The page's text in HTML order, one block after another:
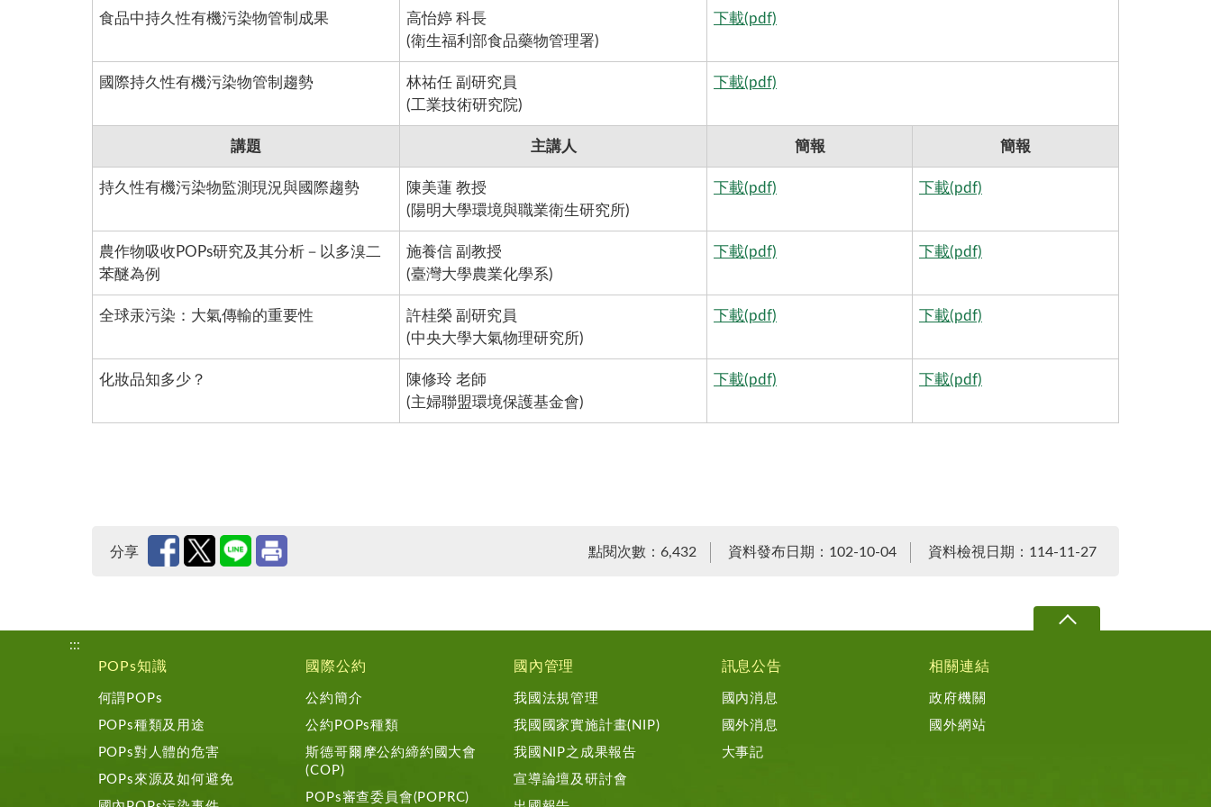
食品中持久性有機污染物管制成果
高怡婷 科長
(衛生福利部食品藥物管理署)
下載(pdf)
國際持久性有機污染物管制趨勢
林祐任 副研究員
(工業技術研究院)
下載(pdf)
講題 主講人 簡報 簡報
持久性有機污染物監測現況與國際趨勢
陳美蓮 教授
(陽明大學環境與職業衛生研究所)
下載(pdf) 下載(pdf)
農作物吸收POPs研究及其分析－以多溴二
苯醚為例
施養信 副教授
(臺灣大學農業化學系)
下載(pdf) 下載(pdf)
全球汞污染：大氣傳輸的重要性
許桂榮 副研究員
(中央大學大氣物理研究所)
下載(pdf) 下載(pdf)
化妝品知多少？
陳修玲 老師
(主婦聯盟環境保護基金會)
下載(pdf) 下載(pdf)
分享 點閱次數：6,432 資料發布日期：102-10-04 資料檢視日期：114-11-27
:::
POPs知識
何謂POPs
POPs種類及用途
POPs對人體的危害
POPs來源及如何避免
國際公約
公約簡介
公約POPs種類
斯德哥爾摩公約締約國大會
(COP)
POPs審查委員會(POPRC)
國內管理
我國法規管理
我國國家實施計畫(NIP)
我國NIP之成果報告
宣導論壇及研討會
訊息公告
國內消息
國外消息
大事記
相關連結
政府機關
國外網站